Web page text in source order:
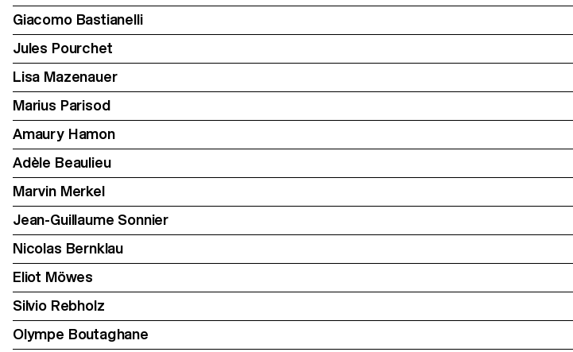
Giacomo Bastianelli
Jules Pourchet
Lisa Mazenauer
Marius Parisod
Amaury Hamon
Adèle Beaulieu
Marvin Merkel
Jean-Guillaume Sonnier
Nicolas Bernklau
Eliot Möwes
Silvio Rebholz
Olympe Boutaghane